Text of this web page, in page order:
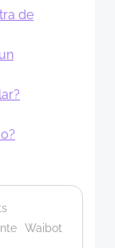
de
Waibot